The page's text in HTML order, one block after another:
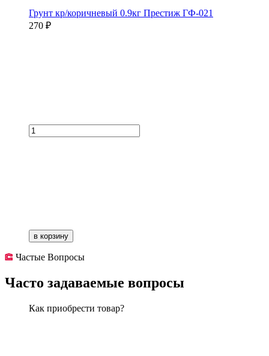
Грунт кр/коричневый 0.9кг Престиж ГФ-021
270 ₽
в корзину
Частые Вопросы
Часто задаваемые вопросы
Как приобрести товар?